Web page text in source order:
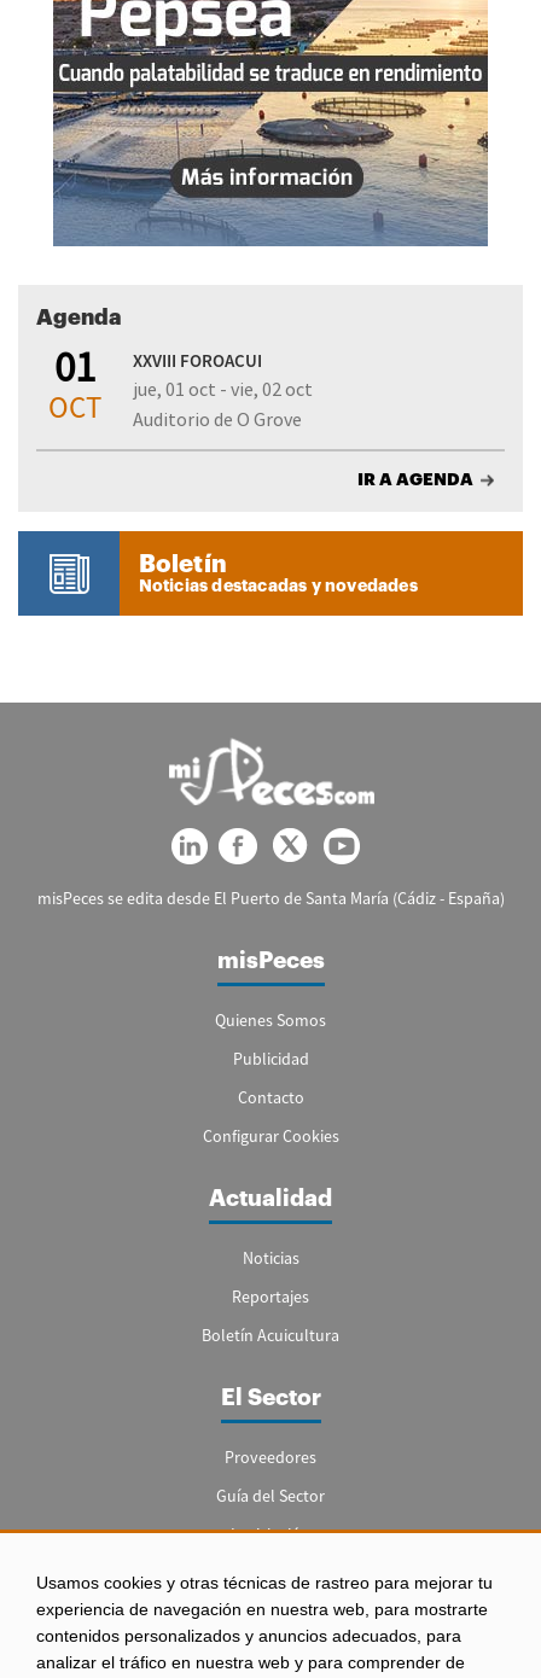
Usamos cookies y otras técnicas de rastreo para mejorar tu
experiencia de navegación en nuestra web, para mostrarte
contenidos personalizados y anuncios adecuados, para
analizar el tráfico en nuestra web y para comprender de
Agenda
01
OCT
XXVIII FOROACUI
jue, 01 oct - vie, 02 oct
Auditorio de O Grove
IR A AGENDA
Boletín
Noticias destacadas y novedades
misPeces se edita desde El Puerto de Santa María (Cádiz - España)
misPeces
Quienes Somos
Publicidad
Contacto
Configurar Cookies
Actualidad
Noticias
Reportajes
Boletín Acuicultura
El Sector
Proveedores
Guía del Sector
Legislación
Empleo